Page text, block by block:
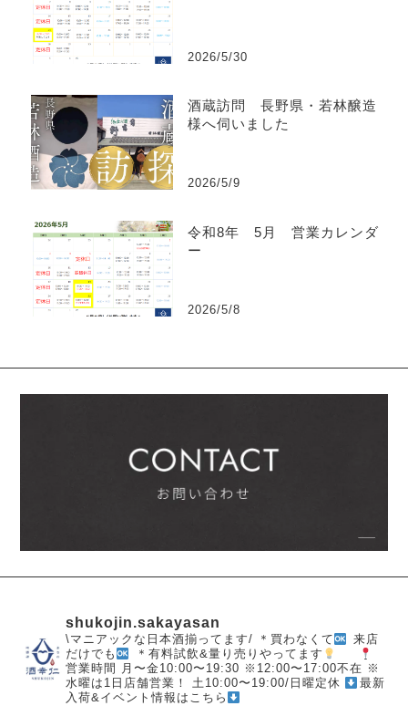
2026/5/30
酒蔵訪問 長野県・若林醸造
様へ伺いました
2026/5/9
令和8年 5月 営業カレンダ
ー
2026/5/8
shukojin.sakayasan
\マニアックな日本酒揃ってます/ ＊買わなくて
来店
だけでも
＊有料試飲&量り売りやってます
営業時間
月〜金10:00〜19:30 ※12:00〜17:00不在 ※
水曜は1日店舗営業！
土10:00〜19:00/日曜定休
最新
入荷&イベント情報はこちら